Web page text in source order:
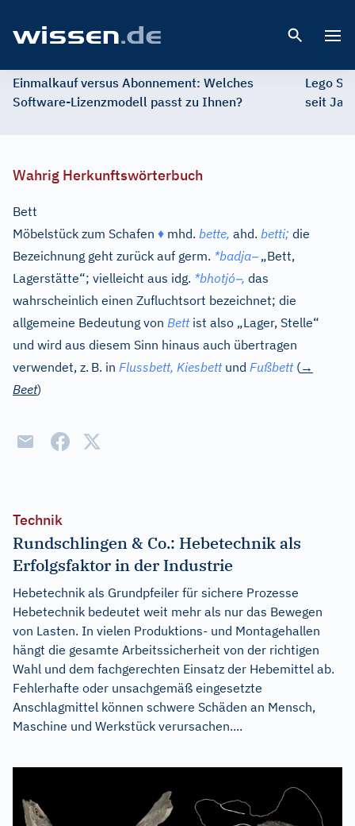
Einmalkauf versus Abonnement: Welches
Software-Lizenzmodell passt zu Ihnen?
Lego
seit
Wahrig Herkunftswörterbuch
Bett
Möbelstück zum Schafen ♦ mhd. bette, ahd. betti; die
Bezeichnung geht zurück auf germ. *badja–„Bett,
Lagerstätte“; vielleicht aus idg. *bhotjó–, das
wahrscheinlich einen Zufluchtsort bezeichnet; die
allgemeine Bedeutung von Bettist also „Lager, Stelle“
und wird aus diesem Sinn hinaus auch übertragen
verwendet, z. B. in Flussbett, Kiesbettund Fußbett(→
Beet)
Technik
Rundschlingen & Co.: Hebetechnik als
Erfolgsfaktor in der Industrie
Hebetechnik als Grundpfeiler für sichere Prozesse
Hebetechnik bedeutet weit mehr als nur das Bewegen
von Lasten. In vielen Produktions- und Montagehallen
hängt die gesamte Arbeitssicherheit von der richtigen
Wahl und dem fachgerechten Einsatz der Hebemittel ab.
Fehlerhafte oder unsachgemäß eingesetzte
Anschlagmittel können schwere Schäden an Mensch,
Maschine und Werkstück verursachen....